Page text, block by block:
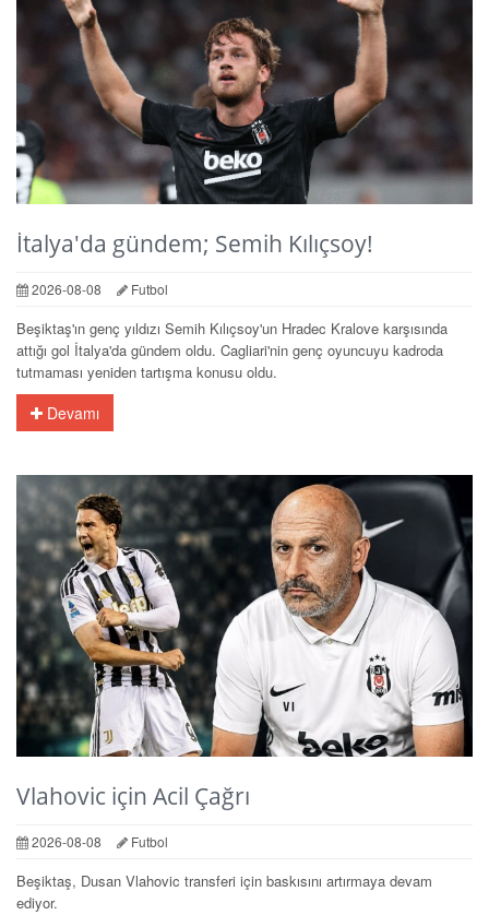
İtalya'da gündem; Semih Kılıçsoy!
2026-08-08 Futbol
Beşiktaş'ın genç yıldızı Semih Kılıçsoy'un Hradec Kralove karşısında
attığı gol İtalya'da gündem oldu. Cagliari'nin genç oyuncuyu kadroda
tutmaması yeniden tartışma konusu oldu.
Devamı
Vlahovic için Acil Çağrı
2026-08-08 Futbol
Beşiktaş, Dusan Vlahovic transferi için baskısını artırmaya devam
ediyor.